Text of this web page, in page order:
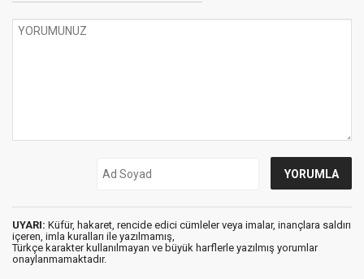
UYARI: Küfür, hakaret, rencide edici cümleler veya imalar, inançlara saldırı
içeren, imla kuralları ile yazılmamış,
Türkçe karakter kullanılmayan ve büyük harflerle yazılmış yorumlar
onaylanmamaktadır.